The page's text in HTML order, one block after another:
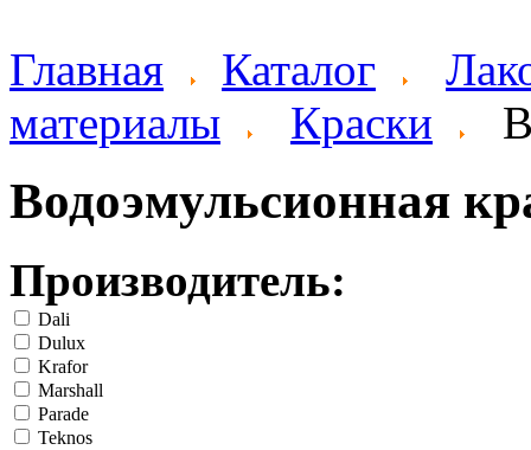
Главная Каталог
материалы
Краски
Водоэмульсионная
Производитель:
Dali
Dulux
Krafor
Marshall
Parade
Teknos